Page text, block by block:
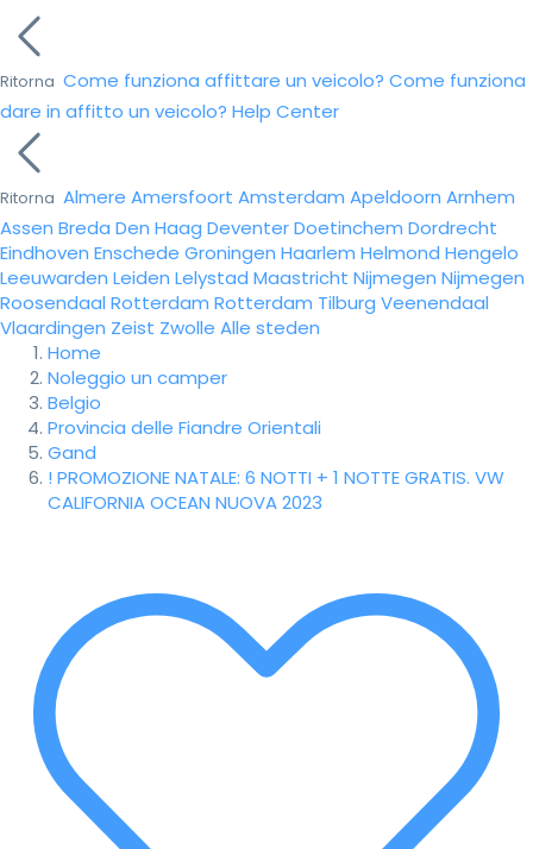
Ritorna Come funziona affittare un veicolo? Come funziona
dare in affitto un veicolo? Help Center
Ritorna Almere Amersfoort Amsterdam Apeldoorn Arnhem
Assen Breda Den Haag DeventerDoetinchem Dordrecht
Eindhoven Enschede Groningen Haarlem Helmond Hengelo
Leeuwarden Leiden Lelystad Maastricht Nijmegen Nijmegen
Roosendaal Rotterdam Rotterdam Tilburg Veenendaal
Vlaardingen Zeist Zwolle Alle steden
Home
Noleggio un camper
Belgio
Provincia delle Fiandre Orientali
Gand
! PROMOZIONE NATALE: 6 NOTTI + 1 NOTTE GRATIS. VW
CALIFORNIA OCEAN NUOVA 2023